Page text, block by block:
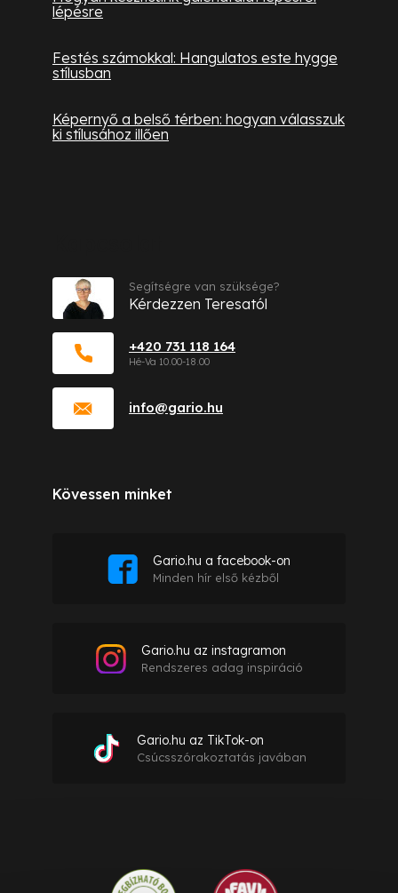
lépésre
Festés számokkal: Hangulatos este hygge
stílusban
Képernyő a belső térben: hogyan válasszuk
ki stílusához illően
info@gario.hu
+420 731 118 164
Segítségre van szüksége?
Kérdezzen Teresatól
Kövessen minket
Gario.hu a facebook-on
Minden hír első kézből
Gario.hu az instagramon
Rendszeres adag inspiráció
Gario.hu az TikTok-on
Csúcsszórakoztatás javában